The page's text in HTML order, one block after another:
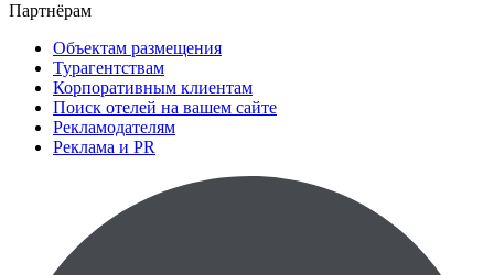
Партнёрам
Объектам размещения
Турагентствам
Корпоративным клиентам
Поиск отелей на вашем сайте
Рекламодателям
Реклама и PR